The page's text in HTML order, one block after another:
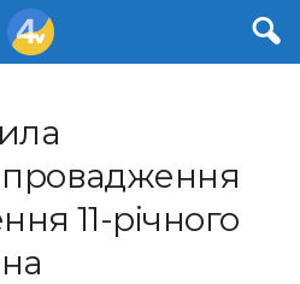
11-річного